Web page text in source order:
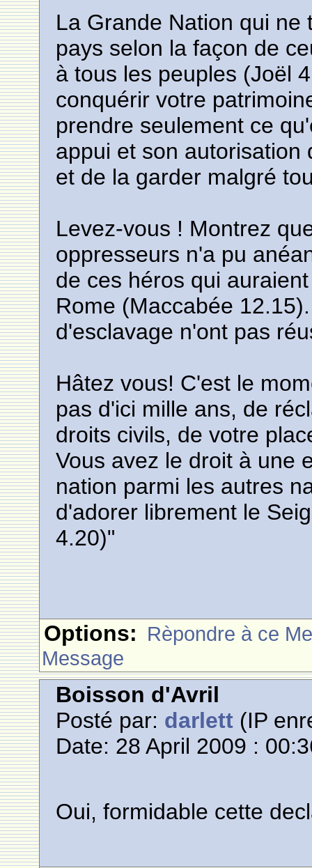
La Grande Nation qui
pays selon la façon de
à tous les peuples (Joël
conquérir votre
prendre seulement ce
appui et son
et de la garder malgré
Levez-vous ! Montrez
oppresseurs n'a pu
de ces héros qui
Rome (Maccabée
d'esclavage n'ont pas
Hâtez vous! C'est le
pas d'ici mille ans, de
droits civils, de votre
Vous avez le droit à une
nation parmi les autres
d'adorer librement le
4.20)"
Options: Rèpondre à ce
Message
Boisson d'Avril
Posté par: darlett (IP
Date: 28 April 2009 :
Oui, formidable cette